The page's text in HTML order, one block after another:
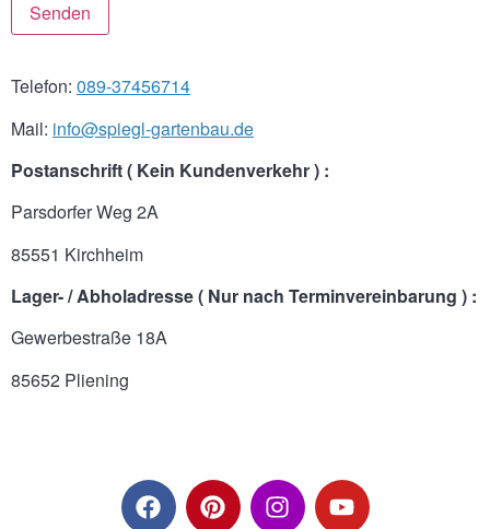
Telefon: 089-37456714
Mail: info@spiegl-gartenbau.de
Postanschrift ( Kein Kundenverkehr ) :
Parsdorfer Weg 2A
85551 Kirchheim
Lager- / Abholadresse ( Nur nach Terminvereinbarung ) :
Gewerbestraße 18A
85652 Pliening